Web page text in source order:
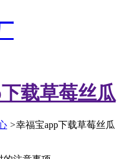
载草莓丝瓜
>幸福宝app下载草莓丝瓜